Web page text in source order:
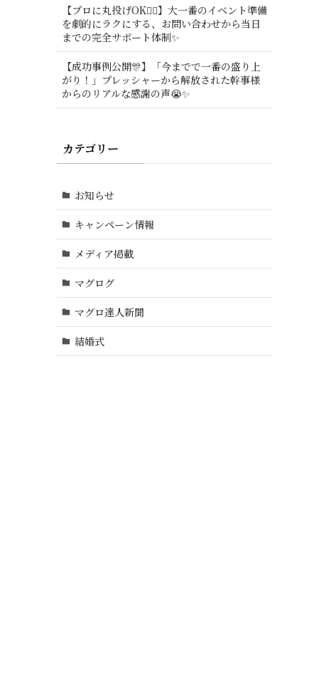
【プロに丸投げOK🙆‍♂️】大一番のイベント準備
を劇的にラクにする、お問い合わせから当日
までの完全サポート体制✨
【成功事例公開🎊】「今までで一番の盛り上
がり！」プレッシャーから解放された幹事様
からのリアルな感謝の声😭✨
カテゴリー
お知らせ
キャンペーン情報
メディア掲載
マグログ
マグロ達人新聞
結婚式